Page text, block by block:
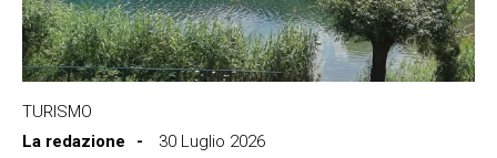
TURISMO
La redazione
30 Luglio 2026